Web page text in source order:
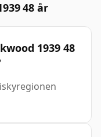
48 år
1939 48